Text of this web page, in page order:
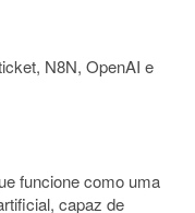
N8N, OpenAI e
funcione como uma
capaz de